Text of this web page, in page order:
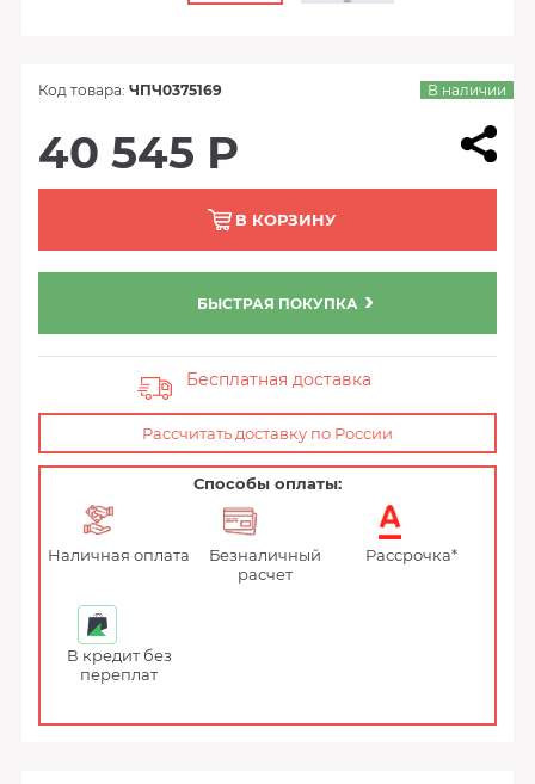
Код товара: ЧПЧ0375169 В наличии
40 545 Р
В КОРЗИНУ
БЫСТРАЯ ПОКУПКА
Бесплатная доставка
Рассчитать доставку по России
Способы оплаты:
Наличная оплата
Безналичный
расчет
Рассрочка*
В кредит без
переплат